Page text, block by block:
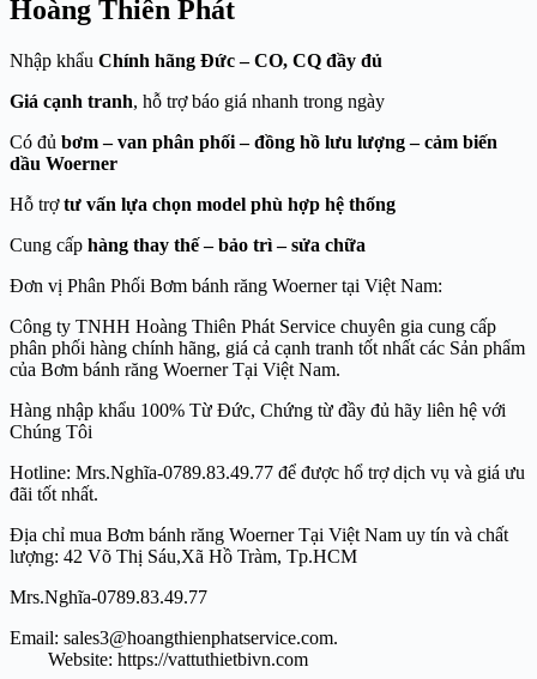
Hoàng Thiên Phát
Nhập khẩu Chính hãng Đức – CO, CQ đầy đủ
Giá cạnh tranh, hỗ trợ báo giá nhanh trong ngày
Có đủ bơm – van phân phối – đồng hồ lưu lượng – cảm biến
dầu Woerner
Hỗ trợtư vấn lựa chọn model phù hợp hệ thống
Cung cấp hàng thay thế – bảo trì – sửa chữa
Đơn vị Phân Phối Bơm bánh răng Woerner tại Việt Nam:
Công ty TNHH Hoàng Thiên Phát Service chuyên gia cung cấp
phân phối hàng chính hãng, giá cả cạnh tranh tốt nhất các Sản phẩm
của Bơm bánh răng Woerner Tại Việt Nam.
Hàng nhập khẩu 100% Từ Đức, Chứng từ đầy đủ hãy liên hệ với
Chúng Tôi
Hotline: Mrs.Nghĩa-0789.83.49.77 để được hổ trợ dịch vụ và giá ưu
đãi tốt nhất.
Địa chỉ mua Bơm bánh răng Woerner Tại Việt Nam uy tín và chất
lượng: 42 Võ Thị Sáu,Xã Hồ Tràm, Tp.HCM
Mrs.Nghĩa-0789.83.49.77
Email: sales3@hoangthienphatservice.com.
Website: https://vattuthietbivn.com